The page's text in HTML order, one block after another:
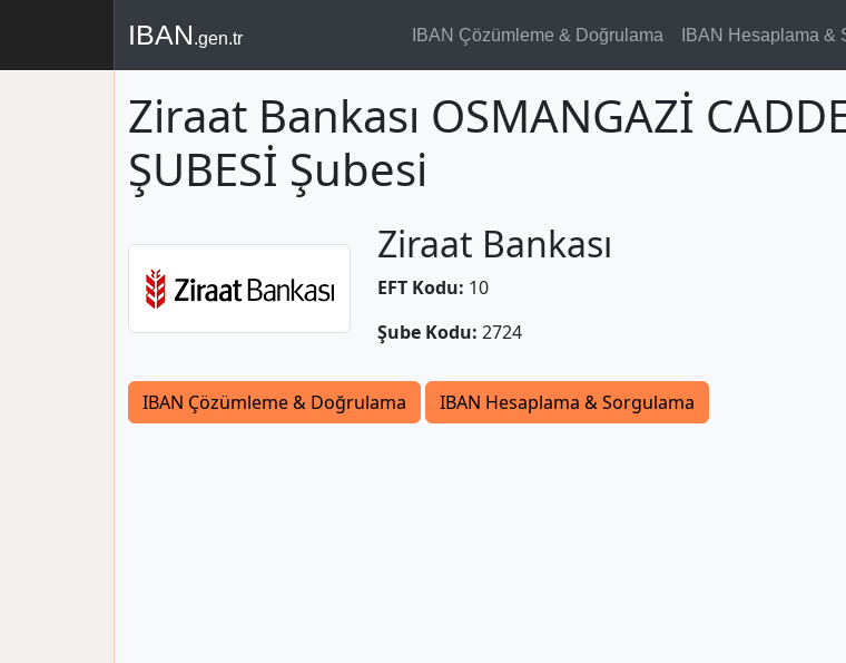
IBAN.gen.tr IBAN Çözümleme & Doğrulama IBAN Hesaplama &
Ziraat Bankası OSMANGAZİ
ŞUBESİ Şubesi
Ziraat Bankası
EFT Kodu: 10
Şube Kodu: 2724
IBAN Çözümleme & Doğrulama IBAN Hesaplama & Sorgulama